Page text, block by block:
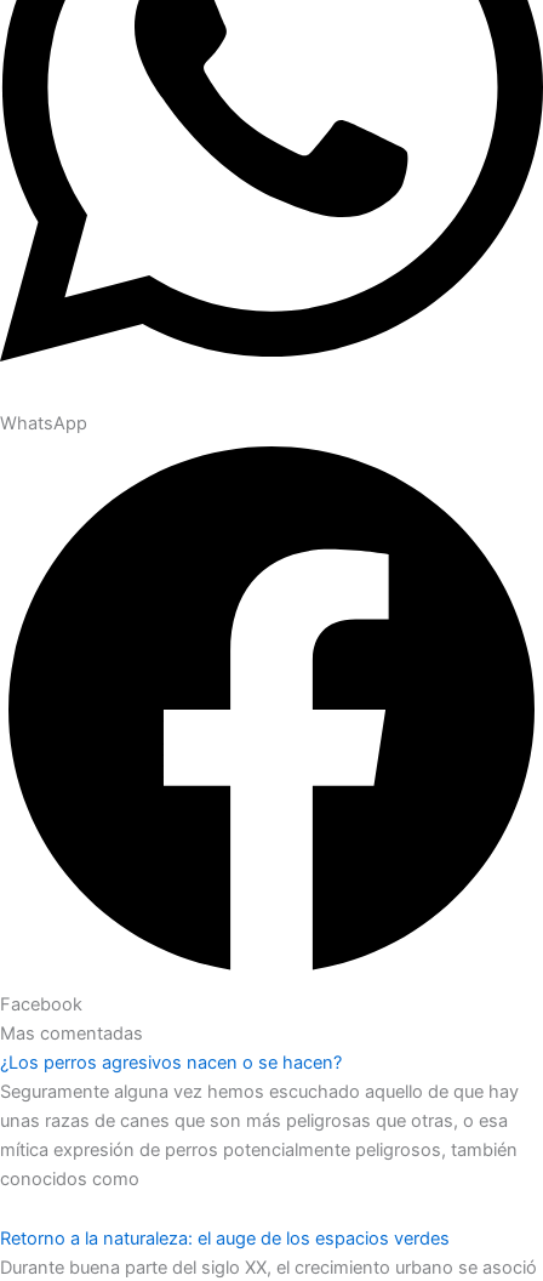
WhatsApp
Facebook
Mas comentadas
¿Los perros agresivos nacen o se hacen?
Seguramente alguna vez hemos escuchado aquello de que hay
unas razas de canes que son más peligrosas que otras, o esa
mítica expresión de perros potencialmente peligrosos, también
conocidos como
Retorno a la naturaleza: el auge de los espacios verdes
Durante buena parte del siglo XX, el crecimiento urbano se asoció